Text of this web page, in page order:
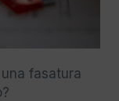
fasatura